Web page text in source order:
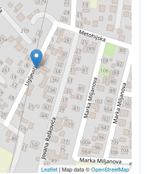
Leaflet | Map data ©OpenStreetMap